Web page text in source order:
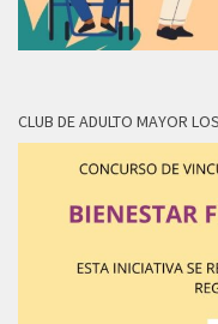
CLUB DE ADULTO MAYOR